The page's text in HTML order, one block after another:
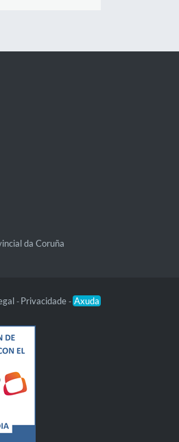
da Coruña
- Privacidade - Axuda